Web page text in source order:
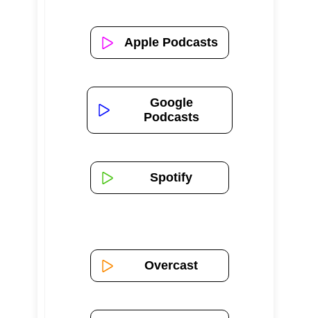
Apple Podcasts
Google
Podcasts
Spotify
Overcast